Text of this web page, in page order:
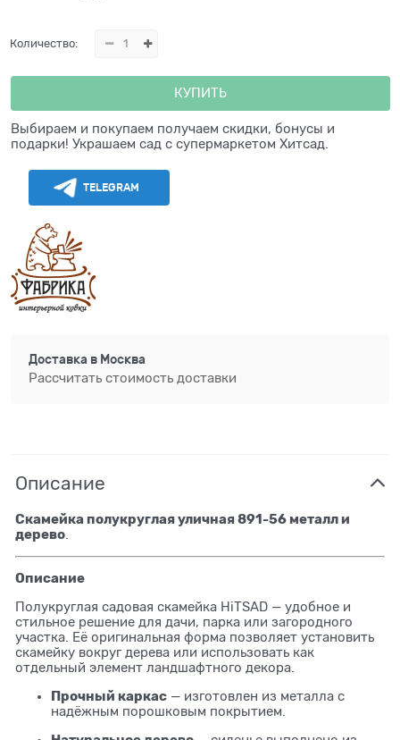
Количество:
КУПИТЬ
Выбираем и покупаем получаем скидки, бонусы и
подарки! Украшаем сад с супермаркетом Хитсад.
TELEGRAM
Доставка в Москва
Рассчитать стоимость доставки
Описание
Скамейка полукруглая уличная 891-56 металл и
дерево
Описание
Полукруглая садовая скамейка HiTSAD — удобное и
стильное решение для дачи, парка или загородного
участка. Её оригинальная форма позволяет установить
скамейку вокруг дерева или использовать как
отдельный элемент ландшафтного декора.
Прочный каркас — изготовлен из металла с
надёжным порошковым покрытием.